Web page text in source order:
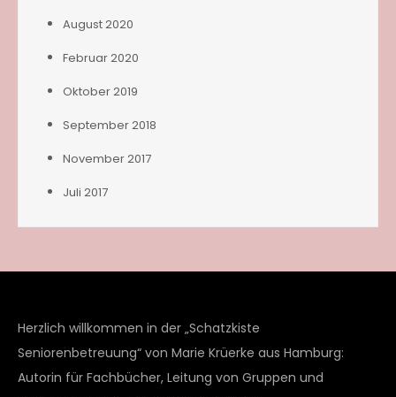
August 2020
Februar 2020
Oktober 2019
September 2018
November 2017
Juli 2017
Herzlich willkommen in der „Schatzkiste
Seniorenbetreuung“ von Marie Krüerke aus Hamburg:
Autorin für Fachbücher, Leitung von Gruppen und